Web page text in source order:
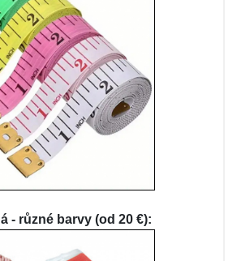
- různé barvy (od 20 €):